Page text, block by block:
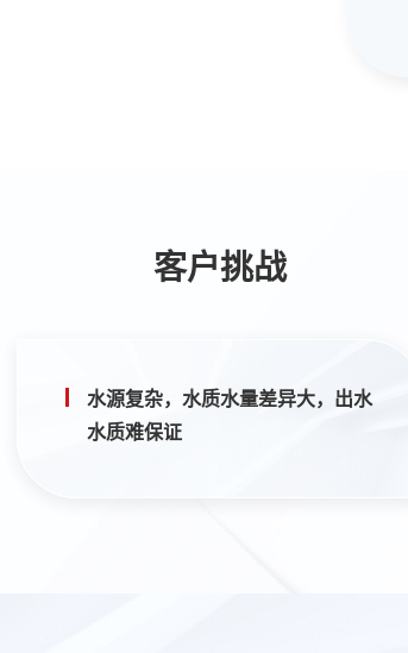
客户挑战
水源复杂，水质水量差异大，出水
水质难保证